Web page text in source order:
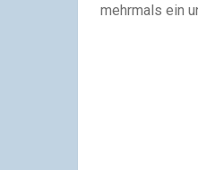
mehrmals ein